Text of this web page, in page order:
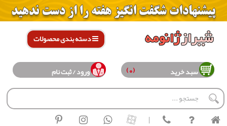
دسته بندی محصولات
سبد خرید ورود / ثبت نام